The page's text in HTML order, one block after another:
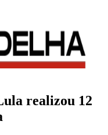
realizou 12